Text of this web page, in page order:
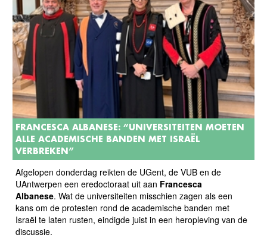
FRANCESCA ALBANESE: “UNIVERSITEITEN MOETEN
ALLE ACADEMISCHE BANDEN MET ISRAËL
VERBREKEN”
Afgelopen donderdag reikten de UGent, de VUB en de
UAntwerpen een eredoctoraat uit aan Francesca
Albanese. Wat de universiteiten misschien zagen als een
kans om de protesten rond de academische banden met
Israël te laten rusten, eindigde juist in een heropleving van de
discussie.